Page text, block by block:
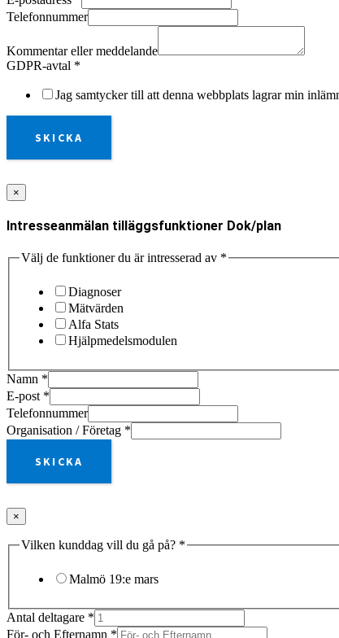
Telefonnummer
Kommentar eller meddelande
GDPR-avtal *
Jag samtycker till att denna webbplats lagrar min
SKICKA
×
Intresseanmälan tilläggsfunktioner Dok/plan
Välj de funktioner du är intresserad av *
Diagnoser
Mätvärden
Alfa Stats
Hjälpmedelsmodulen
Namn *
E-post *
Telefonnummer
Organisation / Företag *
SKICKA
×
Vilken kunddag vill du gå på? *
Malmö 19:e mars
Antal deltagare *
För- och Efternamn *